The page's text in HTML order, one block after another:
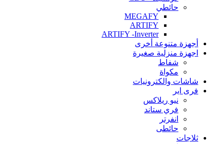
حائطي
MEGAFY
ARTIFY
ARTIFY -Inverter
أجهزة متنوعة أخرى
اجهزة منزلية صغيرة
شفاط
مكواة
شاشات والكترونيات
فرى اير
نيو ريلاكس
فري ستاند
انفرتر
حائطى
ثلاجات